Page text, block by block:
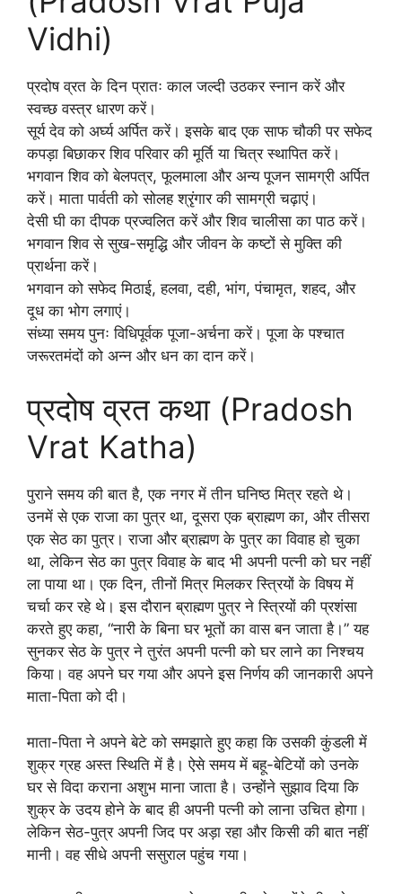
Vidhi)
प्रदोष व्रत के दिन प्रातः काल जल्दी उठकर स्नान करें और
स्वच्छ वस्त्र धारण करें।
सूर्य देव को अर्घ्य अर्पित करें। इसके बाद एक साफ चौकी पर सफेद
कपड़ा बिछाकर शिव परिवार की मूर्ति या चित्र स्थापित करें।
भगवान शिव को बेलपत्र, फूलमाला और अन्य पूजन सामग्री अर्पित
करें। माता पार्वती को सोलह श्रृंगार की सामग्री चढ़ाएं।
देसी घी का दीपक प्रज्वलित करें और शिव चालीसा का पाठ करें।
भगवान शिव से सुख-समृद्धि और जीवन के कष्टों से मुक्ति की
प्रार्थना करें।
भगवान को सफेद मिठाई, हलवा, दही, भांग, पंचामृत, शहद, और
दूध का भोग लगाएं।
संध्या समय पुनः विधिपूर्वक पूजा-अर्चना करें। पूजा के पश्चात
जरूरतमंदों को अन्न और धन का दान करें।
प्रदोष व्रत कथा (Pradosh
Vrat Katha)
पुराने समय की बात है, एक नगर में तीन घनिष्ठ मित्र रहते थे।
उनमें से एक राजा का पुत्र था, दूसरा एक ब्राह्मण का, और तीसरा
एक सेठ का पुत्र। राजा और ब्राह्मण के पुत्र का विवाह हो चुका
था, लेकिन सेठ का पुत्र विवाह के बाद भी अपनी पत्नी को घर नहीं
ला पाया था। एक दिन, तीनों मित्र मिलकर स्त्रियों के विषय में
चर्चा कर रहे थे। इस दौरान ब्राह्मण पुत्र ने स्त्रियों की प्रशंसा
करते हुए कहा, “नारी के बिना घर भूतों का वास बन जाता है।” यह
सुनकर सेठ के पुत्र ने तुरंत अपनी पत्नी को घर लाने का निश्चय
किया। वह अपने घर गया और अपने इस निर्णय की जानकारी अपने
माता-पिता को दी।
माता-पिता ने अपने बेटे को समझाते हुए कहा कि उसकी कुंडली में
शुक्र ग्रह अस्त स्थिति में है। ऐसे समय में बहू-बेटियों को उनके
घर से विदा कराना अशुभ माना जाता है। उन्होंने सुझाव दिया कि
शुक्र के उदय होने के बाद ही अपनी पत्नी को लाना उचित होगा।
लेकिन सेठ-पुत्र अपनी जिद पर अड़ा रहा और किसी की बात नहीं
मानी। वह सीधे अपनी ससुराल पहुंच गया।